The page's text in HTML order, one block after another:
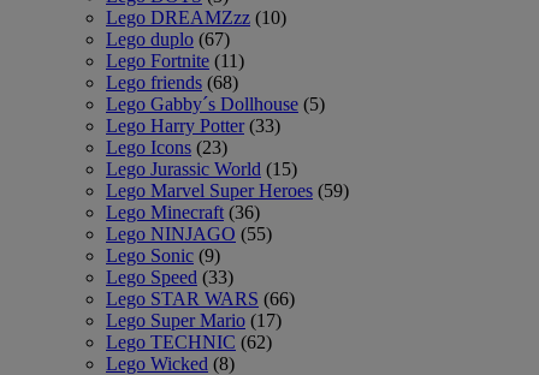
Lego DREAMZzz (10)
Lego duplo (67)
Lego Fortnite (11)
Lego friends (68)
Lego Gabby´s Dollhouse (5)
Lego Harry Potter (33)
Lego Icons (23)
Lego Jurassic World (15)
Lego Marvel Super Heroes (59)
Lego Minecraft (36)
Lego NINJAGO (55)
Lego Sonic (9)
Lego Speed (33)
Lego STAR WARS (66)
Lego Super Mario (17)
Lego TECHNIC (62)
Lego Wicked (8)